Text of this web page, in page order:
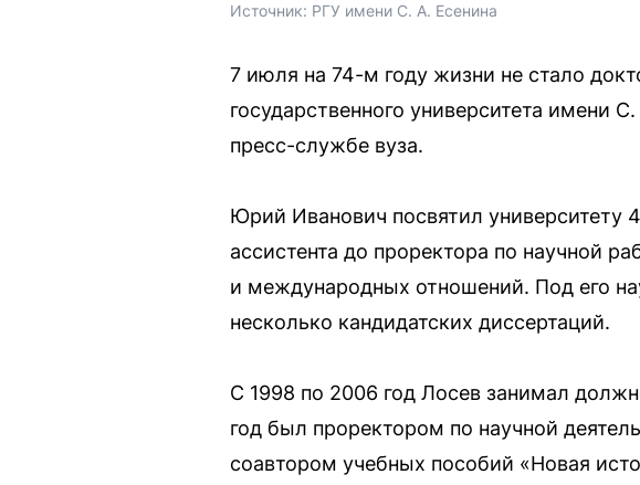
Источник: РГУ имени С. А. Есенина
7 июля на 74-м году жизни не стало
государственного университета
пресс-службе вуза.
Юрий Иванович посвятил университету
ассистента до проректора по научной
и международных отношений. Под его
несколько кандидатских диссертаций.
С 1998 по 2006 год Лосев занимал
год был проректором по научной
соавтором учебных пособий «Новая